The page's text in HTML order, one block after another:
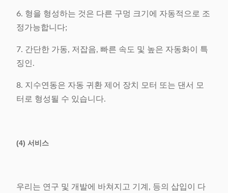
6. 형을 형성하는 것은 다른 구멍 크기에 자동적으로 조
정가능합니다;
7. 간단한 가동, 저잡음, 빠른 속도 및 높은 자동화이 특
징인.
8. 지수연동은 자동 귀환 제어 장치 모터 또는 댄서 모
터로 형성될 수 있습니다.
(4) 서비스
우리는 연구 및 개발에 바쳐지고 기계, 등의 삽입이 다